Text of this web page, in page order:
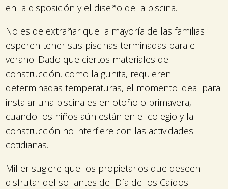
en la disposición y el diseño de la piscina.
No es de extrañar que la mayoría de las familias
esperen tener sus piscinas terminadas para el
verano. Dado que ciertos materiales de
construcción, como la gunita, requieren
determinadas temperaturas, el momento ideal para
instalar una piscina es en otoño o primavera,
cuando los niños aún están en el colegio y la
construcción no interfiere con las actividades
cotidianas.
Miller sugiere que los propietarios que deseen
disfrutar del sol antes del Día de los Caídos